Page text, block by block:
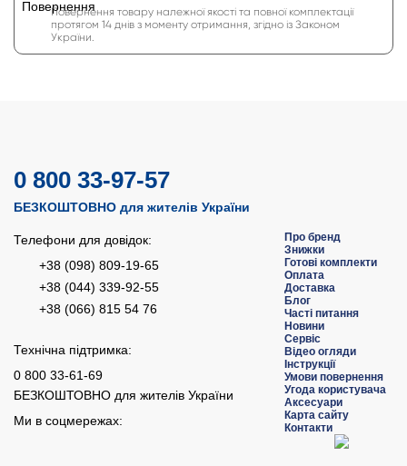
Повернення товару належної якості та повної комплектації
протягом 14 днів з моменту отримання, згідно із Законом
України.
0 800 33-97-57
БЕЗКОШТОВНО для жителів України
Телефони для довідок:
+38 (098) 809-19-65
+38 (044) 339-92-55
+38 (066) 815 54 76
Технічна підтримка:
0 800 33-61-69
БЕЗКОШТОВНО для жителів України
Ми в соцмережах:
Про бренд
Знижки
Готові комплекти
Оплата
Доставка
Блог
Часті питання
Новини
Сервіс
Відео огляди
Інструкції
Умови повернення
Угода користувача
Аксесуари
Карта сайту
Контакти